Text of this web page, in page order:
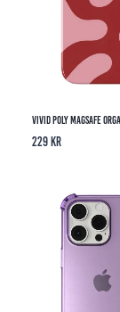
Vivid Poly Magsafe
229 kr